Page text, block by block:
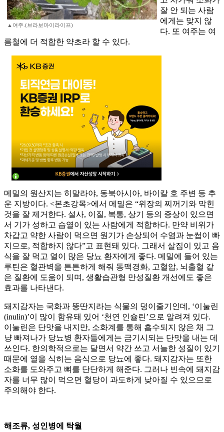
▲여주.(브라보마이라이프)
잘 안 되는 사람
에게는 맞지 않
다. 또 여주는 여
름철에 더 적합한 약초라 할 수 있다.
메밀의 원산지는 히말라야, 동북아시아, 바이칼 호 주변 등 추
운 지방이다. <본초강목>에서 메밀은 “위장의 찌꺼기와 막힌
것을 잘 제거한다. 설사, 이질, 복통, 상기 등의 증상이 있으면
서 기가 성하고 습열이 있는 사람에게 적합하다. 만약 비위가
차갑고 약한 사람이 먹으면 원기가 손상되어 수염과 눈썹이 빠
지므로, 적합하지 않다”고 표현돼 있다. 그래서 살집이 있고 음
식을 잘 먹고 열이 많은 당뇨 환자에게 좋다. 메밀에 들어 있는
루틴은 혈관벽을 튼튼하게 해줘 동맥경화, 고혈압, 뇌출혈 같
은 질환에 도움이 되며, 생활습관형 만성질환 개선에도 좋은
효과를 나타낸다.
돼지감자는 국화과 뚱딴지라는 식물의 덩이줄기인데, ‘이눌린
(inulin)’이 많이 함유돼 있어 ‘천연 인슐린’으로 알려져 있다.
이눌린은 단맛을 내지만, 소화계를 통해 흡수되지 않은 채 그
냥 빠져나가 당뇨병 환자들에게는 금기시되는 단맛을 내는 데
쓰인다. 한의학적으로는 달면서 약간 쓰고 서늘한 성질이 있기
때문에 열을 식히는 음식으로 당뇨에 좋다. 돼지감자는 또한
소화를 도와주고 뼈를 단단하게 해준다. 그러나 빈속에 돼지감
자를 너무 많이 먹으면 혈당이 과도하게 낮아질 수 있으므로
주의해야 한다.
해조류, 성인병에 탁월